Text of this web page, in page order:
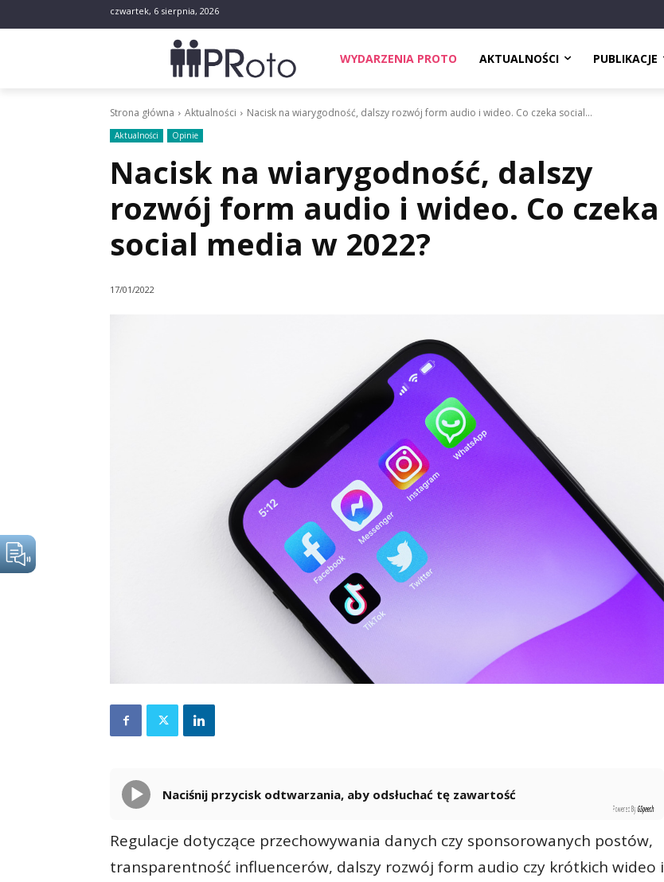
czwartek, 6 sierpnia, 2026
WYDARZENIA PROTO AKTUALNOŚCI PUBLIKACJE
Strona główna Aktualności Nacisk na wiarygodność, dalszy rozwój form audio i wideo. Co czeka social...
Aktualności Opinie
Nacisk na wiarygodność, dalszy
rozwój form audio i wideo. Co czeka
social media w 2022?
17/01/2022
Naciśnij przycisk odtwarzania, aby odsłuchać tę zawartość
Powered By GSpeech
Regulacje dotyczące przechowywania danych czy sponsorowanych postów,
transparentność influencerów, dalszy rozwój form audio czy krótkich wideo i